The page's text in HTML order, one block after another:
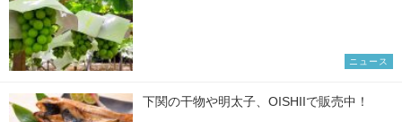
ニュース
下関の干物や明太子、OISHIIで販売中！